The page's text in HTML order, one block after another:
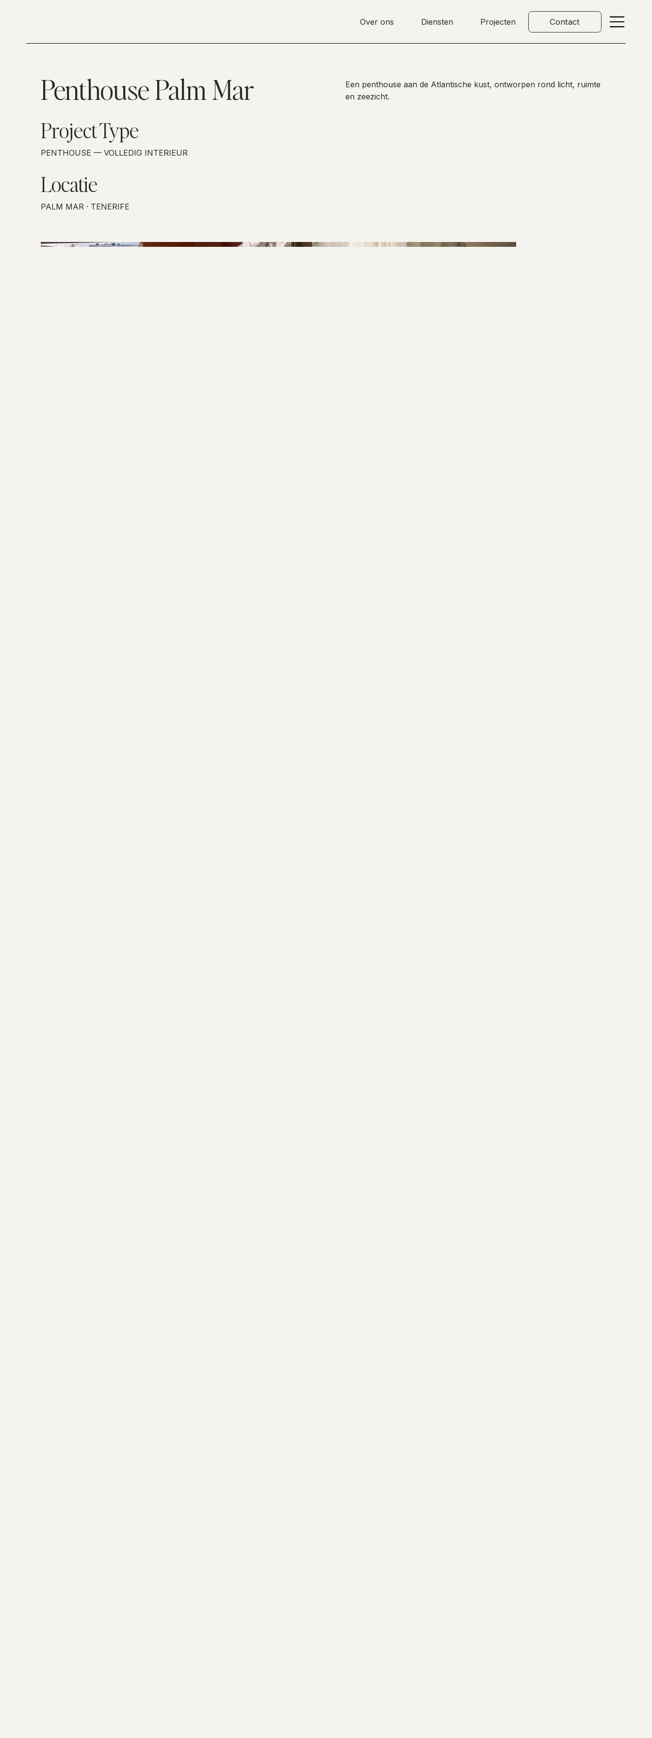
Over ons Diensten Projecten Contact
Penthouse Palm Mar
Project Type
PENTHOUSE — VOLLEDIG INTERIEUR
Locatie
PALM MAR · TENERIFE
Een penthouse aan de Atlantische kust, ontworpen rond licht, ruimte
en zeezicht.